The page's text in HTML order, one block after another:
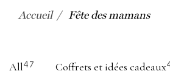
Accueil Fête des mamans
All47 Coffrets et idées cadeaux